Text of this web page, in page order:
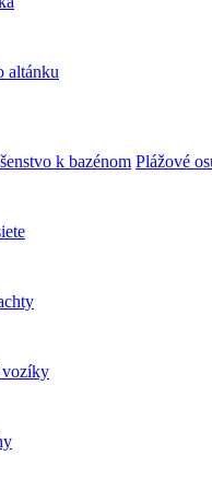
altánku
k bazénom Plážové
vozíky